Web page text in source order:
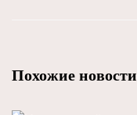
Похожие новости